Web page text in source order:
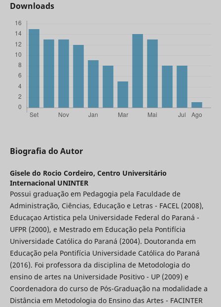
Downloads
Biografia do Autor
Gisele do Rocio Cordeiro, Centro Universitário
Internacional UNINTER
Possui graduação em Pedagogia pela Faculdade de
Administração, Ciências, Educação e Letras - FACEL (2008),
Educaçao Artistica pela Universidade Federal do Paraná -
UFPR (2000), e Mestrado em Educação pela Pontifícia
Universidade Católica do Paraná (2004). Doutoranda em
Educação pela Pontifícia Universidade Católica do Paraná
(2016). Foi professora da disciplina de Metodologia do
ensino de artes na Universidade Positivo - UP (2009) e
Coordenadora do curso de Pós-Graduação na modalidade a
Distância em Metodologia do Ensino das Artes - FACINTER